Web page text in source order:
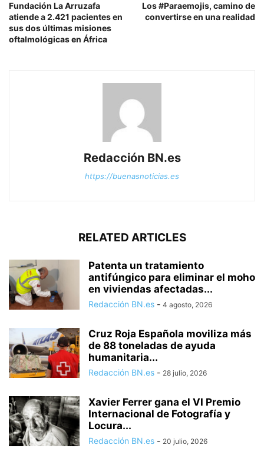
Fundación La Arruzafa
atiende a 2.421 pacientes en
sus dos últimas misiones
oftalmológicas en África
Los #Paraemojis, camino de
convertirse en una realidad
Redacción BN.es
https://buenasnoticias.es
RELATED ARTICLES
Patenta un tratamiento
antifúngico para eliminar el moho
en viviendas afectadas...
Redacción BN.es - 4 agosto, 2026
Cruz Roja Española moviliza más
de 88 toneladas de ayuda
humanitaria...
Redacción BN.es - 28 julio, 2026
Xavier Ferrer gana el VI Premio
Internacional de Fotografía y
Locura...
Redacción BN.es - 20 julio, 2026